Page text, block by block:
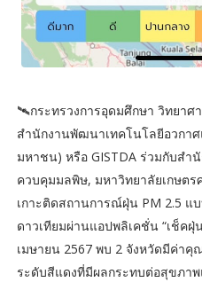
🛰️กระทรวงการอุดมศึกษา วิทยาศ
สำนักงานพัฒนาเทคโนโลยีอวกา
มหาชน) หรือ GISTDA ร่วมกับสำ
ควบคุมมลพิษ, มหาวิทยาลัยเกษต
เกาะติดสถานการณ์ฝุ่น PM 2.5 แ
ดาวเทียมผ่านแอปพลิเคชั่น “เช็คฝุ่
เมษายน 2567 พบ 2 จังหวัดมีค่า
ระดับสีแดงที่มีผลกระทบต่อสุขภา